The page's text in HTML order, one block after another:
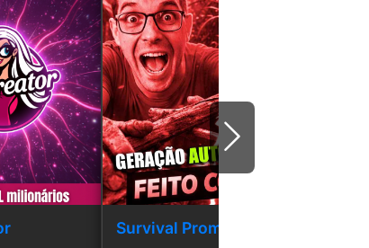
Survival Prompts Plus
次